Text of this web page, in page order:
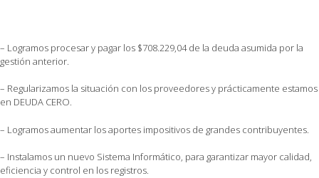
– Logramos procesar y pagar los $708.229,04 de la deuda asumida por la
gestión anterior.
– Regularizamos la situación con los proveedores y prácticamente estamos
en DEUDA CERO.
– Logramos aumentar los aportes impositivos de grandes contribuyentes.
– Instalamos un nuevo Sistema Informático, para garantizar mayor calidad,
eficiencia y control en los registros.